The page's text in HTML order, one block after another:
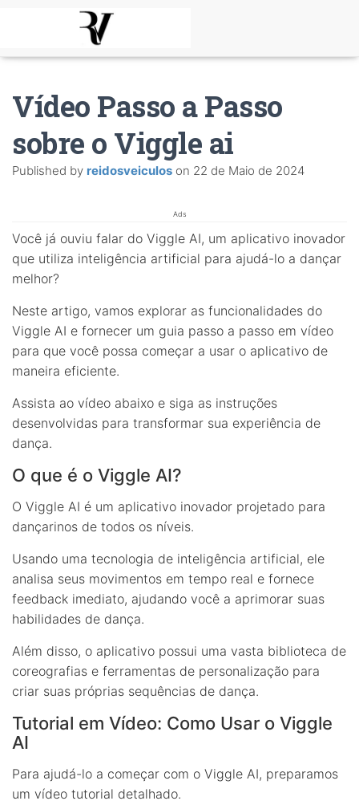
Vídeo Passo a Passo
sobre o Viggle ai
Published by reidosveiculos on 22 de Maio de 2024
Ads
Você já ouviu falar do Viggle AI, um aplicativo inovador
que utiliza inteligência artificial para ajudá-lo a dançar
melhor?
Neste artigo, vamos explorar as funcionalidades do
Viggle AI e fornecer um guia passo a passo em vídeo
para que você possa começar a usar o aplicativo de
maneira eficiente.
Assista ao vídeo abaixo e siga as instruções
desenvolvidas para transformar sua experiência de
dança.
O que é o Viggle AI?
O Viggle AI é um aplicativo inovador projetado para
dançarinos de todos os níveis.
Usando uma tecnologia de inteligência artificial, ele
analisa seus movimentos em tempo real e fornece
feedback imediato, ajudando você a aprimorar suas
habilidades de dança.
Além disso, o aplicativo possui uma vasta biblioteca de
coreografias e ferramentas de personalização para
criar suas próprias sequências de dança.
Tutorial em Vídeo: Como Usar o Viggle
AI
Para ajudá-lo a começar com o Viggle AI, preparamos
um vídeo tutorial detalhado.